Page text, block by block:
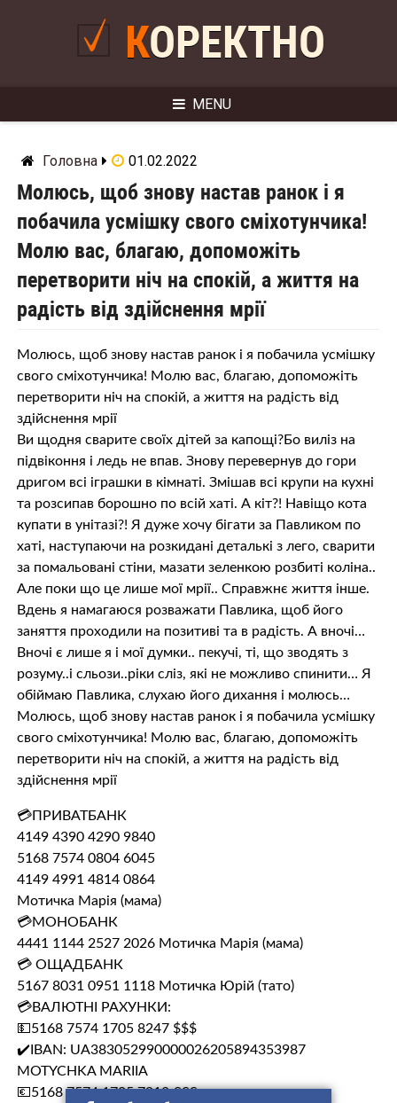
КОРЕКТНО
MENU
Головна 01.02.2022
Молюсь, щоб знову настав ранок і я
побачила усмішку свого сміхотунчика!
Молю вас, благаю, допоможіть
перетворити ніч на спокій, а життя на
радість від здійснення мрії
Молюсь, щоб знову настав ранок і я побачила усмішку
свого сміхотунчика! Молю вас, благаю, допоможіть
перетворити ніч на спокій, а життя на радість від
здійснення мрії
Ви щодня сварите своїх дітей за капощі?Бо виліз на
підвіконня і ледь не впав. Знову перевернув до гори
дригом всі іграшки в кімнаті. Змішав всі крупи на кухні
та розсипав борошно по всій хаті. А кіт?! Навіщо кота
купати в унітазі?! Я дуже хочу бігати за Павликом по
хаті, наступаючи на розкидані деталькі з лего, сварити
за помальовані стіни, мазати зеленкою розбиті коліна..
Але поки що це лише мої мрії.. Справжнє життя інше.
Вдень я намагаюся розважати Павлика, щоб його
заняття проходили на позитиві та в радість. А вночі…
Вночі є лише я і мої думки.. пекучі, ті, що зводять з
розуму..і сльози..ріки сліз, які не можливо спинити… Я
обіймаю Павлика, слухаю його дихання і молюсь…
Молюсь, щоб знову настав ранок і я побачила усмішку
свого сміхотунчика! Молю вас, благаю, допоможіть
перетворити ніч на спокій, а життя на радість від
здійснення мрії
💳ПРИВАТБАНК
4149 4390 4290 9840
5168 7574 0804 6045
4149 4991 4814 0864
Мотичка Марія (мама)
💳МОНОБАНК
4441 1144 2527 2026 Мотичка Марія (мама)
💳 ОЩАДБАНК
5167 8031 0951 1118 Мотичка Юрій (тато)
💳ВАЛЮТНІ РАХУНКИ:
💵5168 7574 1705 8247 $$$
✔️IBAN: UA383052990000026205894353987
MOTYCHKA MARIIA
💶5168 7574 1705 7918 €€€